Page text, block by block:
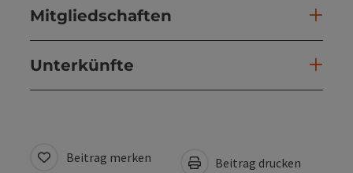
Mitgliedschaften
Unterkünfte
Beitrag merken Beitrag drucken